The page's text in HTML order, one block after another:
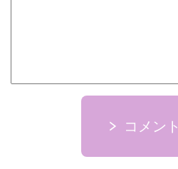
コメン